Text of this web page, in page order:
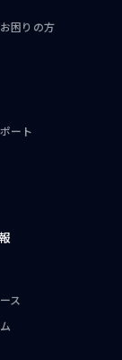
お困りの方
ート
ス